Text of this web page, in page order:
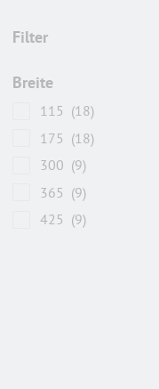
Filter
Breite
115 (18)
175 (18)
300 (9)
365 (9)
425 (9)